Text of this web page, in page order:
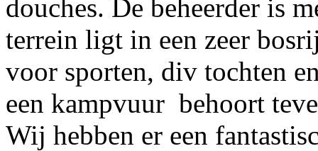
douches. De beheerder is
terrein ligt in een zeer
voor sporten, div tochten
een kampvuur behoort
Wij hebben er een